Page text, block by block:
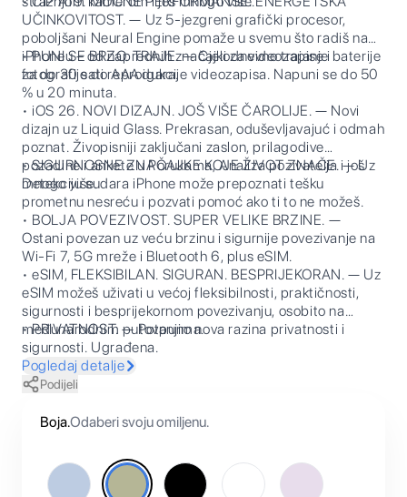
UČINKOVITOST. — Uz 5-jezgreni grafički procesor,
poboljšani Neural Engine pomaže u svemu što radiš na
iPhoneu – od naprednih značajki za videozapise i
fotografije do AAA igara.
• PUNI SE BRZO. TRAJE. — Cjelodnevno trajanje baterije
za do 30 sati reprodukcije videozapisa. Napuni se do 50
% u 20 minuta.
• iOS 26. NOVI DIZAJN. JOŠ VIŠE ČAROLIJE. — Novi
dizajn uz Liquid Glass. Prekrasan, oduševljavajuć i odmah
poznat. Živopisniji zaključani zaslon, prilagodive
pozadine i ankete u Porukama, Analiza pozivatelja i još
mnogo više.
• SIGURNOSNE ZNAČAJKE KOJE ŽIVOT ZNAČE. — Uz
Detekciju sudara iPhone može prepoznati tešku
prometnu nesreću i pozvati pomoć ako ti to ne možeš.
• BOLJA POVEZIVOST. SUPER VELIKE BRZINE. —
Ostani povezan uz veću brzinu i sigurnije povezivanje na
Wi-Fi 7, 5G mreže i Bluetooth 6, plus eSIM.
• eSIM, FLEKSIBILAN. SIGURAN. BESPRIJEKORAN. — Uz
eSIM možeš uživati u većoj fleksibilnosti, praktičnosti,
sigurnosti i besprijekornom povezivanju, osobito na
međunarodnim putovanjima.
• PRIVATNOST. — Potpuno nova razina privatnosti i
sigurnosti. Ugrađena.
Pogledaj detalje
Podijeli
Boja.Odaberi svoju omiljenu.